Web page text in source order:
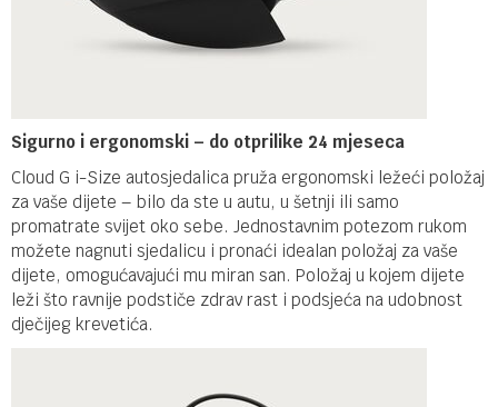
Sigurno i ergonomski – do otprilike 24 mjeseca
Cloud G i-Size autosjedalica pruža ergonomski ležeći položaj
za vaše dijete – bilo da ste u autu, u šetnji ili samo
promatrate svijet oko sebe. Jednostavnim potezom rukom
možete nagnuti sjedalicu i pronaći idealan položaj za vaše
dijete, omogućavajući mu miran san. Položaj u kojem dijete
leži što ravnije podstiče zdrav rast i podsjeća na udobnost
dječijeg krevetića.